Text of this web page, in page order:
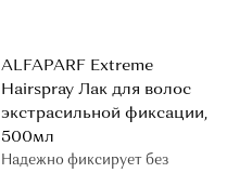
ALFAPARF Extreme
Hairspray Лак для волос
экстрасильной фиксации,
500мл
Надежно фиксирует без